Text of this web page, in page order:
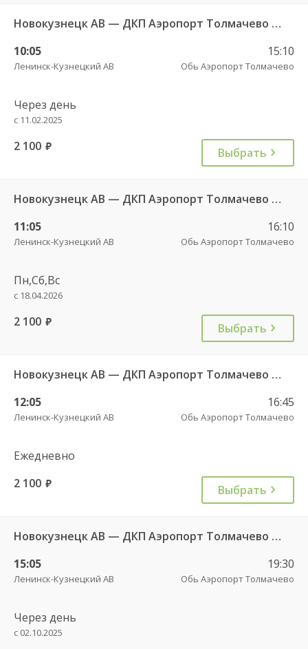
Новокузнецк АВ — ДКП Аэропорт Толмачево г.Обь-2 6658
10:05
Ленинск-Кузнецкий АВ
15:10
Обь Аэропорт Толмачево
Через день
с 11.02.2025
2 100 руб. Выбрать
Новокузнецк АВ — ДКП Аэропорт Толмачево г.Обь-2 7724
11:05
Ленинск-Кузнецкий АВ
16:10
Обь Аэропорт Толмачево
Пн,Сб,Вс
с 18.04.2026
2 100 руб. Выбрать
Новокузнецк АВ — ДКП Аэропорт Толмачево г.Обь-2 9708
12:05
Ленинск-Кузнецкий АВ
16:45
Обь Аэропорт Толмачево
Ежедневно
2 100 руб. Выбрать
Новокузнецк АВ — ДКП Аэропорт Толмачево г.Обь-2 8340
15:05
Ленинск-Кузнецкий АВ
19:30
Обь Аэропорт Толмачево
Через день
с 02.10.2025